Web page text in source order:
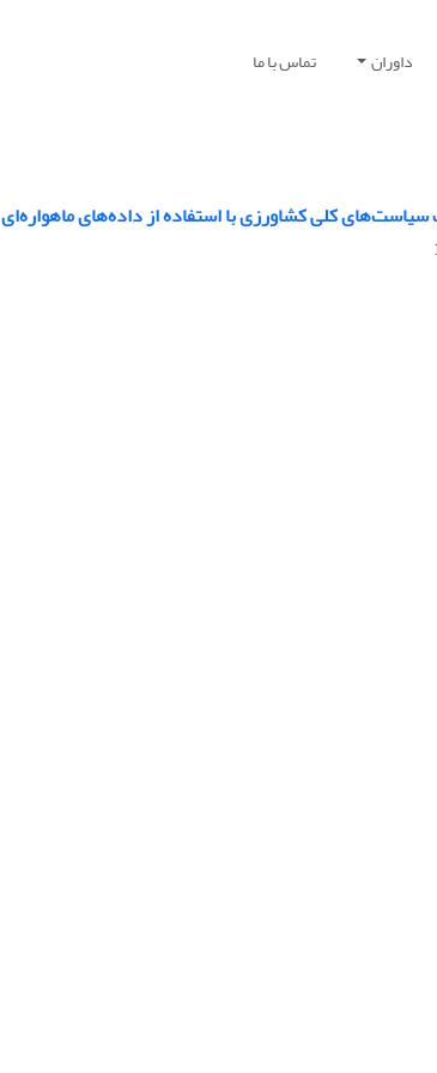
داوران تماس با ما
کلی کشاورزی با استفاده از داده‌های ماهواره‌ای